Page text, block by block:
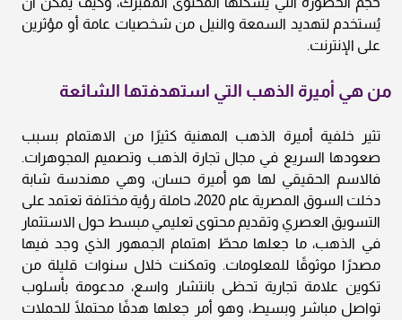
يُستخدم لتهديد السمعة والنيل من شخصيات عامة أو مؤثرين
على الإنترنت.
من هي أميرة الذهب التي استهدفتها الشائعة
تثير خلفية أميرة الذهب المهنية كثيرًا من الاهتمام بسبب
صعودها السريع في مجال تجارة الذهب وتصميم المجوهرات.
فالاسم الحقيقي لها هو أميرة حسان، وهي مهندسة شابة
دخلت السوق المصرية عام 2020، حاملة رؤية مختلفة تعتمد على
التسويق العصري وتقديم محتوى تعليمي مبسط حول الاستثمار
في الذهب، ما جعلها محطّ اهتمام الجمهور الذي وجد فيها
مصدرًا موثوقًا للمعلومات. وتمكنت خلال سنوات قليلة من
تكوين علامة تجارية تحظى بانتشار واسع، مدعومة بأسلوب
تواصل مباشر وبسيط، وهو أمر جعلها هدفًا محتملًا للحملات